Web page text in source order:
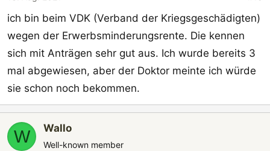
ich bin beim VDK (Verband der Kriegsgeschädigten)
wegen der Erwerbsminderungsrente. Die kennen
sich mit Anträgen sehr gut aus. Ich wurde bereits 3
mal abgewiesen, aber der Doktor meinte ich würde
sie schon noch bekommen.
W Wallo
Well-known member